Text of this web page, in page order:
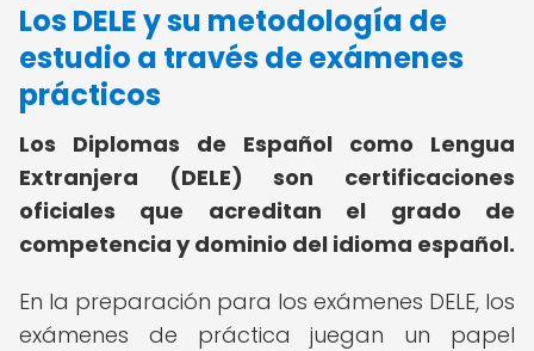
Los DELE y su metodología de
estudio a través de exámenes
prácticos
Los Diplomas de Español como Lengua
Extranjera (DELE) son certificaciones
oficiales que acreditan el grado de
competencia y dominio del idioma español.
En la preparación para los exámenes DELE, los
exámenes de práctica juegan un papel